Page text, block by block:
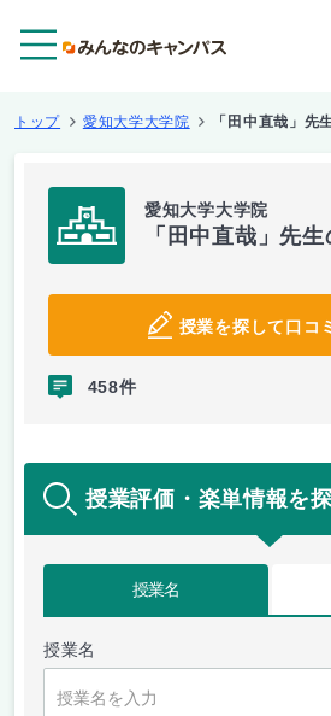
トップ 愛知大学大学院 「田中直哉」先
愛知大学大学院
「田中直哉」先
授業を探して口コ
458件
授業評価・楽単情報を
授業名
授業名